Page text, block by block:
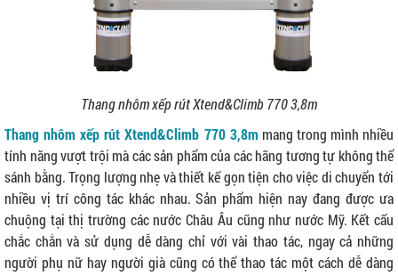
Thang nhôm xếp rút Xtend&Climb 770 3,8m
Thang nhôm xếp rút Xtend&Climb 770 3,8m mang trong mình nhiều
tính năng vượt trội mà các sản phẩm của các hãng tương tự không thể
sánh bằng. Trọng lượng nhẹ và thiết kế gọn tiện cho việc di chuyển tới
nhiều vị trí công tác khác nhau. Sản phẩm hiện nay đang được ưa
chuộng tại thị trường các nước Châu Âu cũng như nước Mỹ. Kết cấu
chắc chắn và sử dụng dễ dàng chỉ với vài thao tác, ngay cả những
người phụ nữ hay người già cũng có thể thao tác một cách dễ dàng